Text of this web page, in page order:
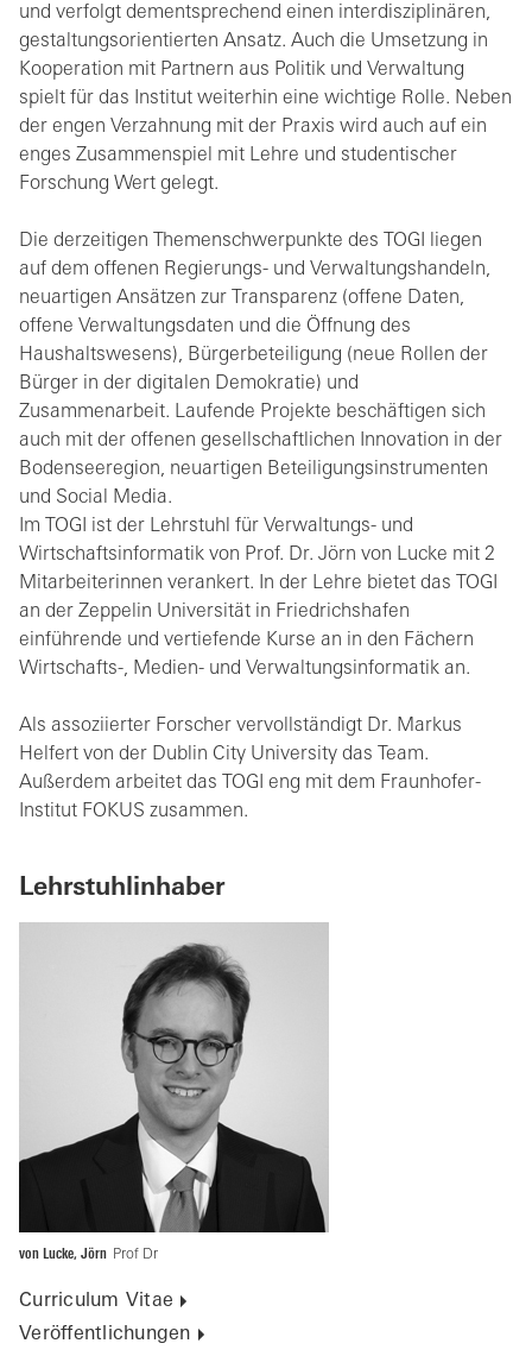
und verfolgt dementsprechend einen interdisziplinären,
gestaltungsorientierten Ansatz. Auch die Umsetzung in
Kooperation mit Partnern aus Politik und Verwaltung
spielt für das Institut weiterhin eine wichtige Rolle. Neben
der engen Verzahnung mit der Praxis wird auch auf ein
enges Zusammenspiel mit Lehre und studentischer
Forschung Wert gelegt.
Die derzeitigen Themenschwerpunkte des TOGI liegen
auf dem offenen Regierungs- und Verwaltungshandeln,
neuartigen Ansätzen zur Transparenz (offene Daten,
offene Verwaltungsdaten und die Öffnung des
Haushaltswesens), Bürgerbeteiligung (neue Rollen der
Bürger in der digitalen Demokratie) und
Zusammenarbeit. Laufende Projekte beschäftigen sich
auch mit der offenen gesellschaftlichen Innovation in der
Bodenseeregion, neuartigen Beteiligungsinstrumenten
und Social Media.
Im TOGI ist der Lehrstuhl für Verwaltungs- und
Wirtschaftsinformatik von Prof. Dr. Jörn von Lucke mit 2
Mitarbeiterinnen verankert. In der Lehre bietet das TOGI
an der Zeppelin Universität in Friedrichshafen
einführende und vertiefende Kurse an in den Fächern
Wirtschafts-, Medien- und Verwaltungsinformatik an.
Als assoziierter Forscher vervollständigt Dr. Markus
Helfert von der Dublin City University das Team.
Außerdem arbeitet das TOGI eng mit dem Fraunhofer-
Institut FOKUS zusammen.
Lehrstuhlinhaber
von Lucke, Jörn Prof Dr
Curriculum Vitae
Veröffentlichungen